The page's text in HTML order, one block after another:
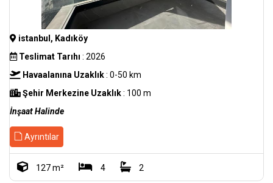
istanbul, Kadıköy
Teslimat Tarıhı : 2026
Havaalanına Uzaklık: 0-50 km
Şehir Merkezine Uzaklık: 100 m
İnşaat Halinde
Ayrıntılar
127 m² 4 2